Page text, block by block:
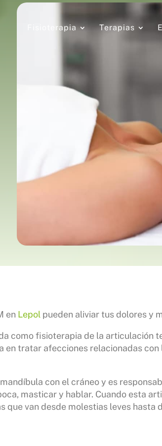
Fisioterapia Terapias
en Lepolpueden aliviar tus dolores y
como fisioterapia de la articulación
en tratar afecciones relacionadas con
con el cráneo y es
masticar y hablar. Cuando esta
que van desde molestias leves hasta